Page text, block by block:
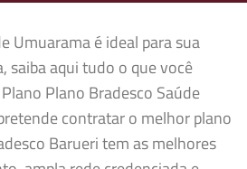
Umuarama é ideal para sua
saiba aqui tudo o que você
Plano Bradesco Saúde
contratar o melhor plano
Barueri tem as melhores